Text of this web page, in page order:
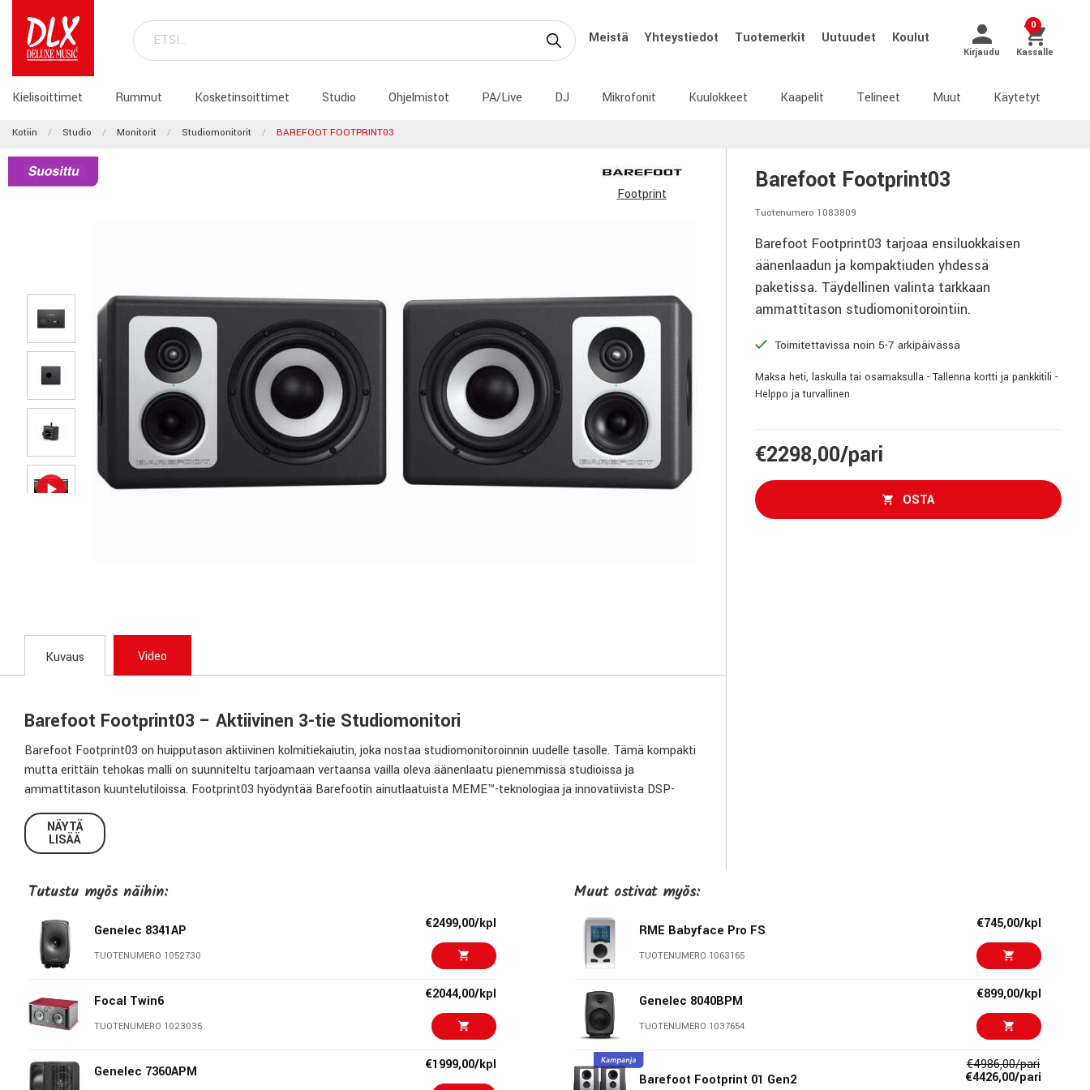
Meistä Yhteystiedot Tuotemerkit Uutuudet Koulut
Kirjaudu
0
Kassalle
Kielisoittimet Rummut Kosketinsoittimet Studio Ohjelmistot PA/Live DJ Mikrofonit Kuulokkeet Kaapelit Telineet Muut Käytetyt
Kotiin Studio Monitorit Studiomonitorit BAREFOOT FOOTPRINT03
Footprint Barefoot Footprint03
Tuotenumero 1083809
Barefoot Footprint03 tarjoaa ensiluokkaisen
äänenlaadun ja kompaktiuden yhdessä
paketissa. Täydellinen valinta tarkkaan
ammattitason studiomonitorointiin.
Toimitettavissa noin 5-7 arkipäivässä
Maksa heti, laskulla tai osamaksulla - Tallenna kortti ja pankkitili -
Helppo ja turvallinen
€2298,00/pari
OSTA
Kuvaus Video
Barefoot Footprint03 – Aktiivinen 3-tie Studiomonitori
Barefoot Footprint03 on huipputason aktiivinen kolmitiekaiutin, joka nostaa studiomonitoroinnin uudelle tasolle. Tämä kompakti
mutta erittäin tehokas malli on suunniteltu tarjoamaan vertaansa vailla oleva äänenlaatu pienemmissä studioissa ja
ammattitason kuuntelutiloissa. Footprint03 hyödyntää Barefootin ainutlaatuista MEME™-teknologiaa ja innovatiivista DSP-
ohjausta, jotka yhdessä varmistavat tarkan ja läpinäkyvän äänen kaikissa olosuhteissa.
Footprint03:n bassorefleksirakenne tarjoaa erinomaisen transienttivasteen ja syvän, tarkan bassotoiston. Sen kolme erillistä
dynaamiset matalat taajuudet.
Huipputason Kaiutinelementit
1” diskanttielementti
6.5” alumiinikartioinen bassoelementti , jonka pitkä liikerata mahdollistaa vahvan ja puhtaan bassotoiston
NÄYTÄ
LISÄÄ
Tutustu myös näihin:
Genelec 8341AP
TUOTENUMERO 1052730
€2499,00/kpl
Focal Twin6
TUOTENUMERO 1023035
€2044,00/kpl
Genelec 7360APM €1999,00/kpl
Muut ostivat myös:
RME Babyface Pro FS
TUOTENUMERO 1063165
€745,00/kpl
Genelec 8040BPM
TUOTENUMERO 1037654
€899,00/kpl
Barefoot Footprint 01 Gen2
€4986,00/pari
€4426,00/pari